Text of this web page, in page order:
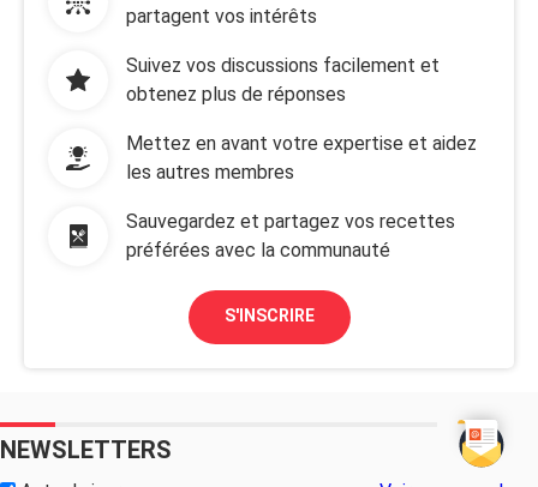
partagent vos intérêts
Suivez vos discussions facilement et
obtenez plus de réponses
Mettez en avant votre expertise et aidez
les autres membres
Sauvegardez et partagez vos recettes
préférées avec la communauté
S'INSCRIRE
NEWSLETTERS